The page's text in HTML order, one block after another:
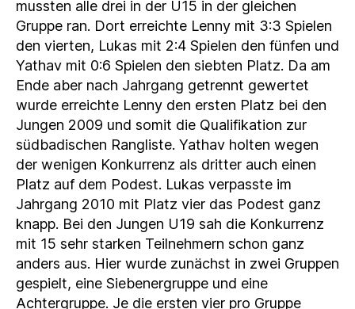
mussten alle drei in der U15 in der gleichen
Gruppe ran. Dort erreichte Lenny mit 3:3 Spielen
den vierten, Lukas mit 2:4 Spielen den fünfen und
Yathav mit 0:6 Spielen den siebten Platz. Da am
Ende aber nach Jahrgang getrennt gewertet
wurde erreichte Lenny den ersten Platz bei den
Jungen 2009 und somit die Qualifikation zur
südbadischen Rangliste. Yathav holten wegen
der wenigen Konkurrenz als dritter auch einen
Platz auf dem Podest. Lukas verpasste im
Jahrgang 2010 mit Platz vier das Podest ganz
knapp. Bei den Jungen U19 sah die Konkurrenz
mit 15 sehr starken Teilnehmern schon ganz
anders aus. Hier wurde zunächst in zwei Gruppen
gespielt, eine Siebenergruppe und eine
Achtergruppe. Je die ersten vier pro Gruppe